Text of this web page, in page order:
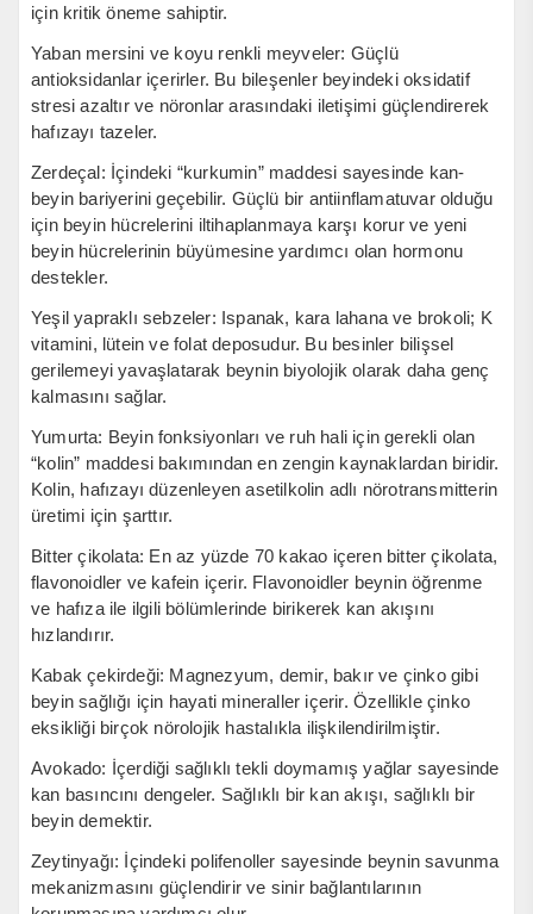
için kritik öneme sahiptir.
Yaban mersini ve koyu renkli meyveler: Güçlü
antioksidanlar içerirler. Bu bileşenler beyindeki oksidatif
stresi azaltır ve nöronlar arasındaki iletişimi güçlendirerek
hafızayı tazeler.
Zerdeçal: İçindeki “kurkumin” maddesi sayesinde kan-
beyin bariyerini geçebilir. Güçlü bir antiinflamatuvar olduğu
için beyin hücrelerini iltihaplanmaya karşı korur ve yeni
beyin hücrelerinin büyümesine yardımcı olan hormonu
destekler.
Yeşil yapraklı sebzeler: Ispanak, kara lahana ve brokoli; K
vitamini, lütein ve folat deposudur. Bu besinler bilişsel
gerilemeyi yavaşlatarak beynin biyolojik olarak daha genç
kalmasını sağlar.
Yumurta: Beyin fonksiyonları ve ruh hali için gerekli olan
“kolin” maddesi bakımından en zengin kaynaklardan biridir.
Kolin, hafızayı düzenleyen asetilkolin adlı nörotransmitterin
üretimi için şarttır.
Bitter çikolata: En az yüzde 70 kakao içeren bitter çikolata,
flavonoidler ve kafein içerir. Flavonoidler beynin öğrenme
ve hafıza ile ilgili bölümlerinde birikerek kan akışını
hızlandırır.
Kabak çekirdeği: Magnezyum, demir, bakır ve çinko gibi
beyin sağlığı için hayati mineraller içerir. Özellikle çinko
eksikliği birçok nörolojik hastalıkla ilişkilendirilmiştir.
Avokado: İçerdiği sağlıklı tekli doymamış yağlar sayesinde
kan basıncını dengeler. Sağlıklı bir kan akışı, sağlıklı bir
beyin demektir.
Zeytinyağı: İçindeki polifenoller sayesinde beynin savunma
mekanizmasını güçlendirir ve sinir bağlantılarının